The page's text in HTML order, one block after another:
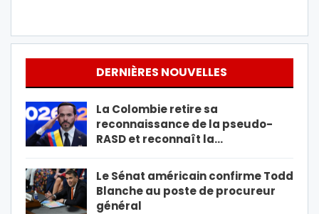
DERNIÈRES NOUVELLES
La Colombie retire sa
reconnaissance de la pseudo-
RASD et reconnaît la…
Le Sénat américain confirme Todd
Blanche au poste de procureur
général